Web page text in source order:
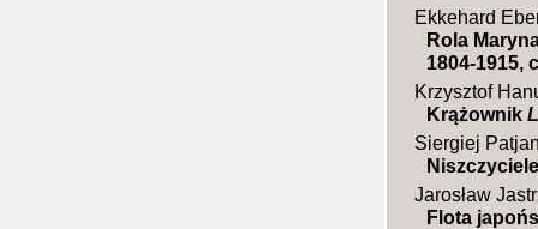
Ekkehard
Rola
1804-1915,
Krzysztof
Krążownik
Siergiej
Jarosław
Flota